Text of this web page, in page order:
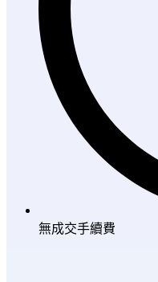
無成交手續費